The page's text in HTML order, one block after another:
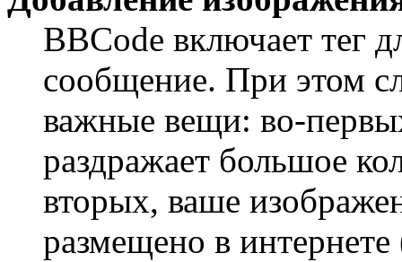
BBCode включает тег
сообщение. При этом
важные вещи: во-
раздражает большое
вторых, ваше
размещено в